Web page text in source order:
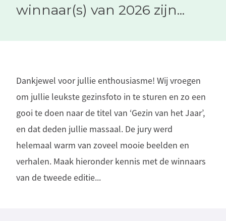
winnaar(s) van 2026 zijn...
Dankjewel voor jullie enthousiasme! Wij vroegen
om jullie leukste gezinsfoto in te sturen en zo een
gooi te doen naar de titel van ‘Gezin van het Jaar’,
en dat deden jullie massaal. De jury werd
helemaal warm van zoveel mooie beelden en
verhalen. Maak hieronder kennis met de winnaars
van de tweede editie...